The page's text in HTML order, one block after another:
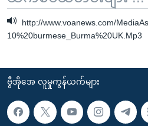
http://www.voanews.com/
10%20burmese_Burma%20UK.Mp3
ဗွီအိုအေ လူမှုကွန်ယက်များ